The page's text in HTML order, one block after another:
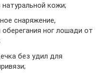
кожи;
снаряжение,
ног лошади от
без удил для